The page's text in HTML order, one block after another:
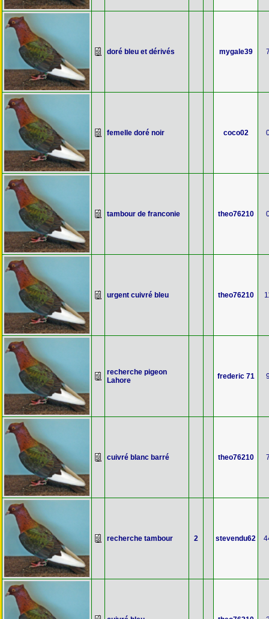
doré bleu et dérivés mygale39
femelle doré noir coco02
tambour de franconie theo76210
urgent cuivré bleu theo76210
recherche pigeon
Lahore
frederic 71
cuivré blanc barré theo76210
recherche tambour 2 stevendu62